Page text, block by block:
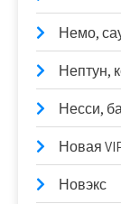
Немо,
Нептун,
Несси,
Новая
Новэкс